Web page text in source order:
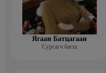
Ягаан Батцагаан
Сургагч багш